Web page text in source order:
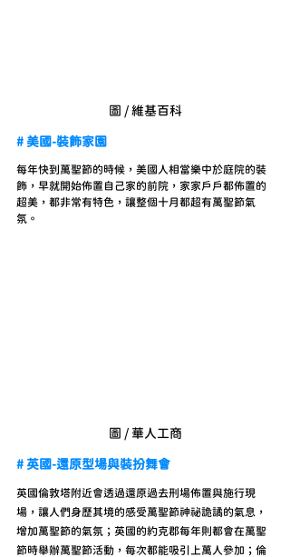
圖 / 維基百科
# 美國-裝飾家園
每年快到萬聖節的時候，美國人相當樂中於庭院的裝
飾，早就開始佈置自己家的前院，家家戶戶都佈置的
超美，都非常有特色，讓整個十月都超有萬聖節氣
氛。
圖 / 華人工商
# 英國-還原型場與裝扮舞會
英國倫敦塔附近會透過還原過去刑場佈置與施行現
場，讓人們身歷其境的感受萬聖節神祕詭譎的氣息，
增加萬聖節的氣氛；英國的約克郡每年則都會在萬聖
節時舉辦萬聖節活動，每次都能吸引上萬人參加；倫